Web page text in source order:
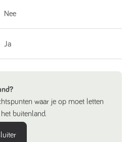
Nee
Ja
waar je op moet letten
buitenland.